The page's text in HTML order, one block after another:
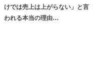
けでは売上は上がらない」と言
われる本当の理由…